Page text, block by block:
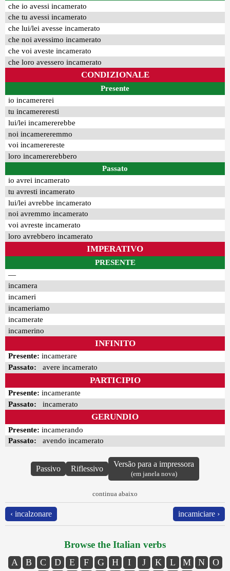
che io avessi incamerato
che tu avessi incamerato
che lui/lei avesse incamerato
che noi avessimo incamerato
che voi aveste incamerato
che loro avessero incamerato
CONDIZIONALE
Presente
io incamererei
tu incamereresti
lui/lei incamererebbe
noi incamereremmo
voi incamerereste
loro incamererebbero
Passato
io avrei incamerato
tu avresti incamerato
lui/lei avrebbe incamerato
noi avremmo incamerato
voi avreste incamerato
loro avrebbero incamerato
IMPERATIVO
PRESENTE
—
incamera
incameri
incameriamo
incamerate
incamerino
INFINITO
Presente: incamerare
Passato: avere incamerato
PARTICIPIO
Presente: incamerante
Passato: incamerato
GERUNDIO
Presente: incamerando
Passato: avendo incamerato
Passivo Riflessivo
Versão para a impressora
(em janela nova)
continua abaixo
‹ incalzonare incamiciare ›
Browse the Italian verbs
A B C D E F G H I J K L M N
O